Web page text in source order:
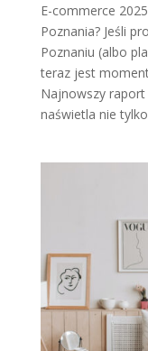
E-commerce
Poznania? Jeśli
Poznaniu (albo
teraz jest
Najnowszy
naświetla nie